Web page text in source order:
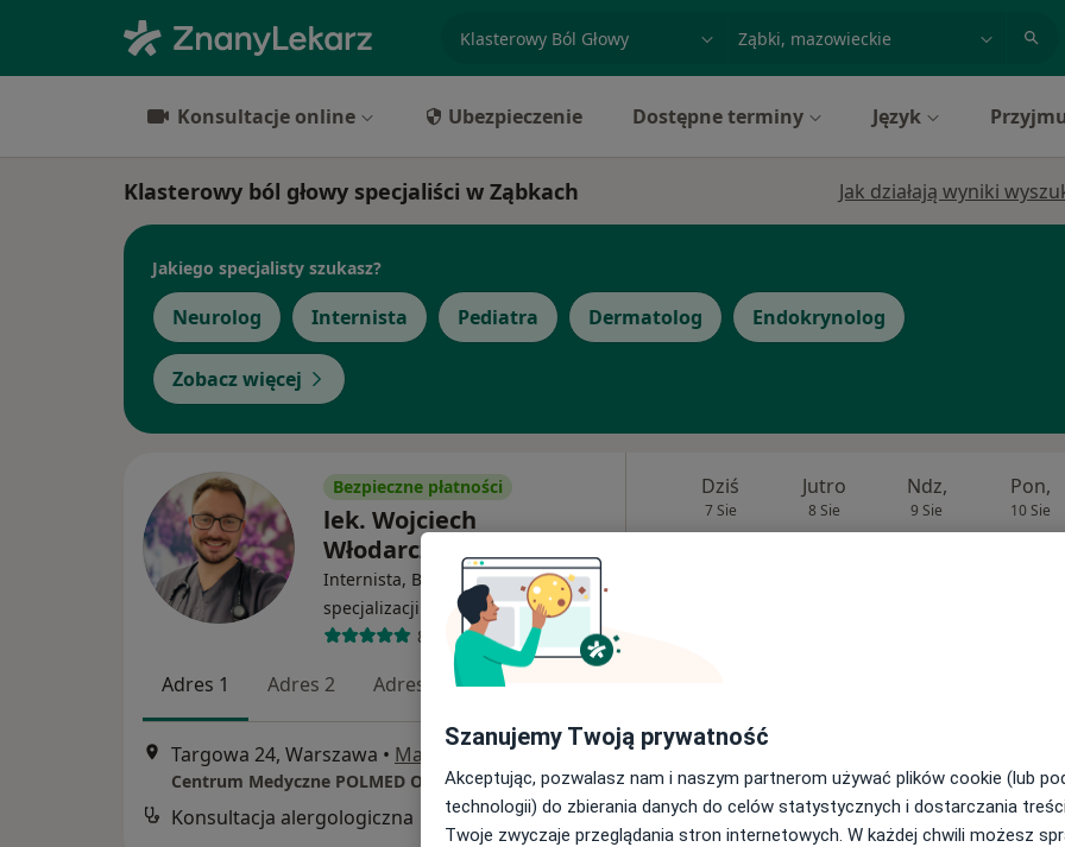
specjalizacja, badanie lub nazwisko
Konsultacje online Ubezpieczenie Dostępne terminy Język
Klasterowy ból głowy specjaliści w Ząbkach Jak działają wyniki
Jakiego specjalisty szukasz?
Neurolog Internista Pediatra Dermatolog Endokrynolog
Zobacz więcej
Bezpieczne płatności
lek. Wojciech
Włodarczyk
Internista, Bariatra, W trakcie
specjalizacji (Alergolog)·Więcej
83 opinie
Adres 1 Adres 2 Adres 3 Online 1
Targowa 24, Warszawa • Mapa
Centrum Medyczne POLMED Oddział Warszawa Targowa
Konsultacja alergologiczna 320 zł
Dziś
7 Sie
Jutro
8 Sie
Ndz,
9 Sie
Pon,
10 Sie
Szanujemy Twoją prywatność
Akceptując, pozwalasz nam i naszym partnerom używać plików cookie (lub
technologii) do zbierania danych do celów statystycznych i dostarczania
Twoje zwyczaje przeglądania stron internetowych. W każdej chwili możesz